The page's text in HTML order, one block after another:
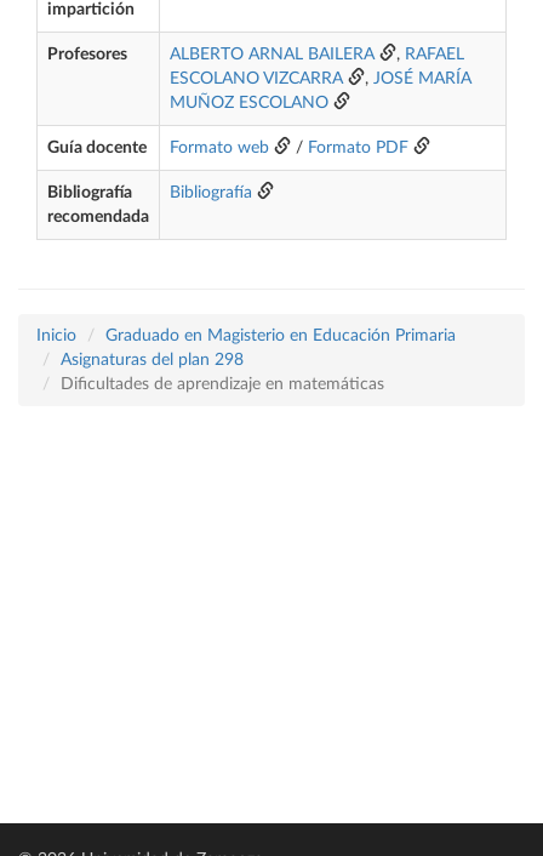
impartición
Profesores ALBERTO ARNAL BAILERA , RAFAEL
ESCOLANO VIZCARRA
, JOSÉ MARÍA
MUÑOZ ESCOLANO
Guía docente Formato web / Formato PDF
Bibliografía
recomendada
Bibliografía
Inicio
Graduado en Magisterio en Educación Primaria
Asignaturas del plan 298
Dificultades de aprendizaje en matemáticas